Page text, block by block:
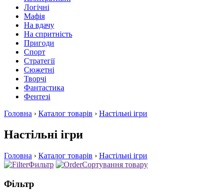
Логічні
Мафія
На вдачу
На спритність
Пригоди
Спорт
Стратегії
Сюжетні
Творчі
Фантастика
Фентезі
Головна › Каталог товарів › Настільні ігри
Настільні ігри
Головна › Каталог товарів › Настільні ігри
Фильтр
Сортування товару
Фільтр